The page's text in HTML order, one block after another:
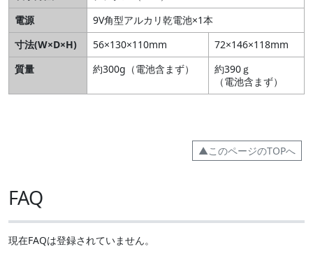
電源
9V角型アルカリ乾電池×1本
寸法(W×D×H)
56×130×110mm
72×146×118mm
質量
約300g（電池含まず）
約390ｇ
（電池含まず）
▲このページのTOPへ
FAQ
現在FAQは登録されていません。